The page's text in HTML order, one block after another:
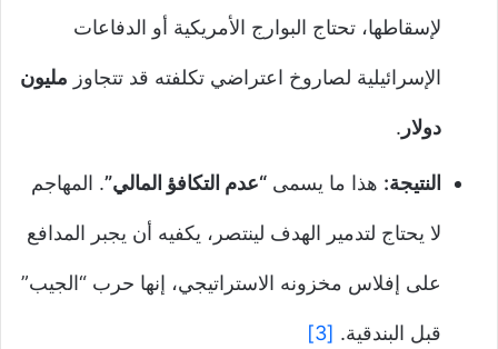
لإسقاطها، تحتاج البوارج الأمريكية أو الدفاعات
الإسرائيلية لصاروخ اعتراضي تكلفته قد تتجاوز مليون
دولار .
النتيجة: هذا ما يسمى “عدم التكافؤ المالي”. المهاجم
لا يحتاج لتدمير الهدف لينتصر، يكفيه أن يجبر المدافع
على إفلاس مخزونه الاستراتيجي، إنها حرب “الجيب”
قبل البندقية. [3]